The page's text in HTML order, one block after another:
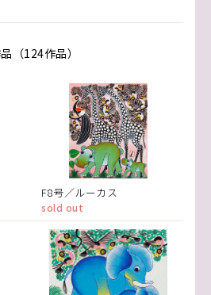
（124作品）
F8号／ルーカス
sold out